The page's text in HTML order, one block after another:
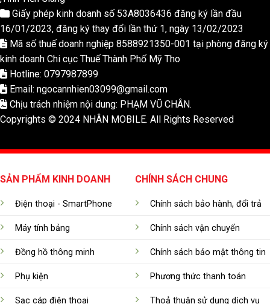
Giấy phép kinh doanh số 53A8036436 đăng ký lần đầu
16/01/2023, đăng ký thay đổi lần thứ 1, ngày 13/02/2023
Mã số thuế doanh nghiệp 8588921350-001 tại phòng đăng ký
kinh doanh Chi cục Thuế Thành Phố Mỹ Tho
Hotline: 0797987899
Email: ngocannhien03099@gmail.com
Chịu trách nhiệm nội dung: PHẠM VŨ CHÂN.
Copyrights © 2024 NHÂN MOBILE. All Rights Reserved
SẢN PHẨM KINH DOANH
Điện thoại - SmartPhone
Máy tính bảng
Đồng hồ thông minh
Phụ kiện
Sạc cáp điện thoại
CHÍNH SÁCH CHUNG
Chính sách bảo hành, đổi trả
Chính sách vận chuyển
Chính sách bảo mật thông tin
Phương thức thanh toán
Thoả thuận sử dụng dịch vụ